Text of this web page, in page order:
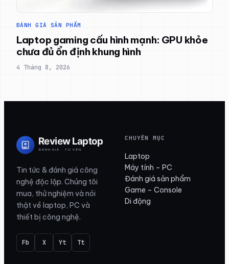
ĐÁNH GIÁ SẢN PHẨM
Laptop gaming cấu hình mạnh: GPU khỏe
chưa đủ ổn định khung hình
4 Tháng 8, 2026
Tin tức & đánh giá công
nghệ độc lập. Chúng tôi
mua, thử nghiệm và nói
thật về laptop, PC và
thiết bị công nghệ.
Fb X Yt Tt
CHUYÊN MỤC
Laptop
Máy tính – PC
Đánh giá sản phẩm
Game – Console
Di động